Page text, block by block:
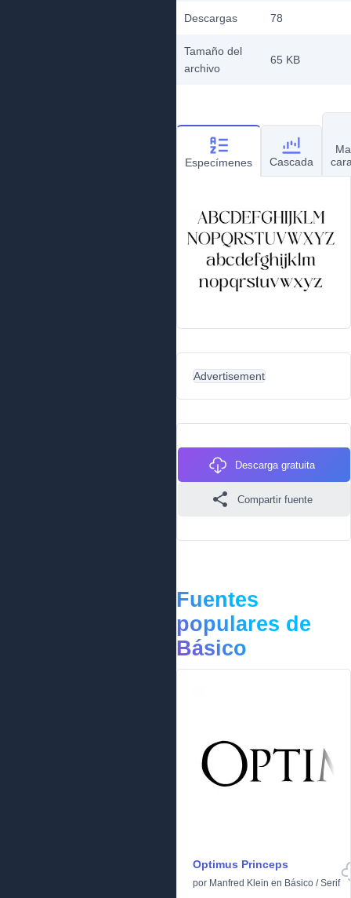
Descargas
78
Tamaño del
archivo
65 KB
Especímenes Cascada
Advertisement
Descarga gratuita
Compartir fuente
Fuentes
populares de
Básico
Optimus Princeps
por Manfred Klein en Básico /Serif